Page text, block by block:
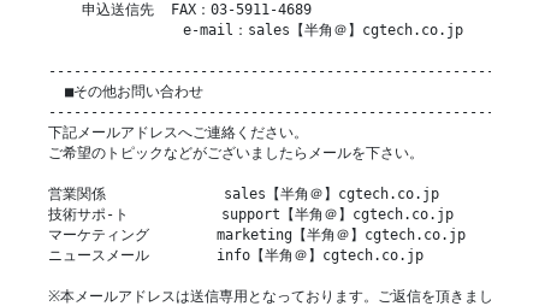
    申込送信先  FAX：03-5911-4689
                e-mail：sales【半角＠】cgtech.co.jp
  ■その他お問い合わせ
下記メールアドレスへご連絡ください。
ご希望のトピックなどがございましたらメールを下さい。
営業関係              sales【半角＠】cgtech.co.jp
技術サポ-ト           support【半角＠】cgtech.co.jp
マーケティング        marketing【半角＠】cgtech.co.jp
ニュースメール        info【半角＠】cgtech.co.jp
※本メールアドレスは送信専用となっております。ご返信を頂きましても